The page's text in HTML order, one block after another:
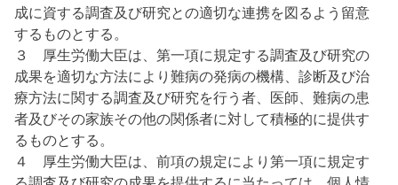
成に資する調査及び研究との適切な連携を図るよう留意
するものとする。
３ 厚生労働大臣は、第一項に規定する調査及び研究の
成果を適切な方法により難病の発病の機構、診断及び治
療方法に関する調査及び研究を行う者、医師、難病の患
者及びその家族その他の関係者に対して積極的に提供す
るものとする。
４ 厚生労働大臣は、前項の規定により第一項に規定す